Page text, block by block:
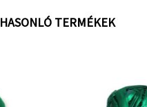
HASONLÓ TERMÉKEK